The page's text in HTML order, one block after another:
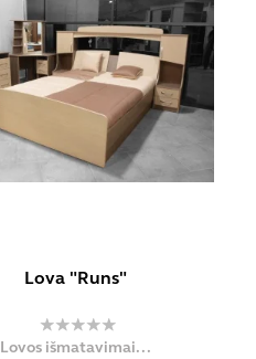
Lova "Runs"
Lovos išmatavimai...